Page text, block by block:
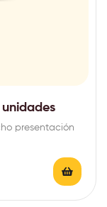
presentación